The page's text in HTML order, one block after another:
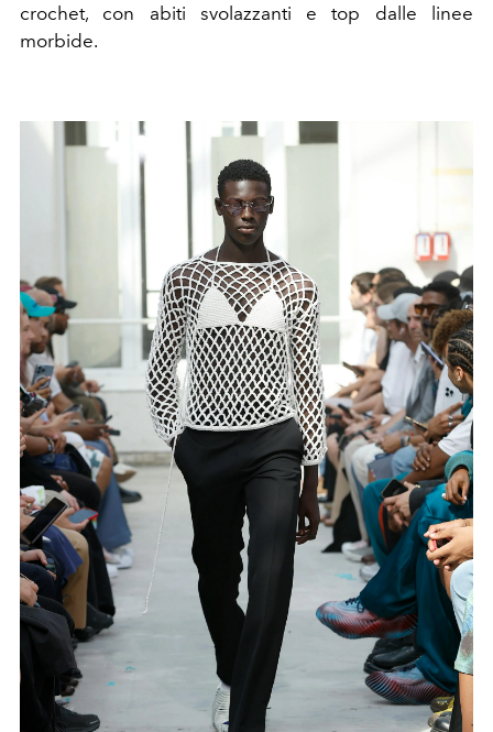
crochet, con abiti svolazzanti e top dalle linee
morbide.